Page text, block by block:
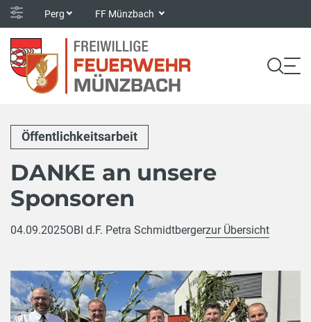
Perg FF Münzbach
Öffentlichkeitsarbeit
DANKE an unsere
Sponsoren
04.09.2025OBI d.F. Petra Schmidtbergerzur Übersicht